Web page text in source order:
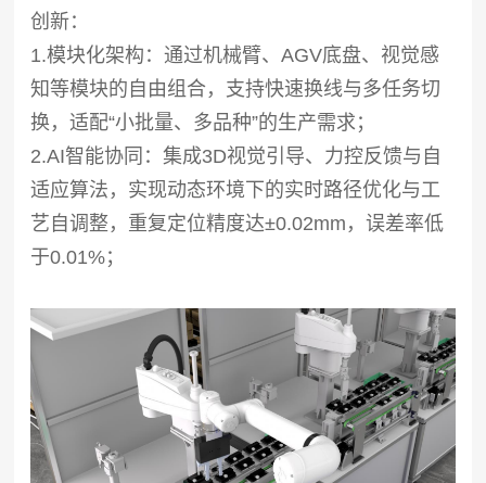
创新：
1.模块化架构：通过机械臂、AGV底盘、视觉感
知等模块的自由组合，支持快速换线与多任务切
换，适配“小批量、多品种”的生产需求；
2.AI智能协同：集成3D视觉引导、力控反馈与自
适应算法，实现动态环境下的实时路径优化与工
艺自调整，重复定位精度达±0.02mm，误差率低
于0.01%；